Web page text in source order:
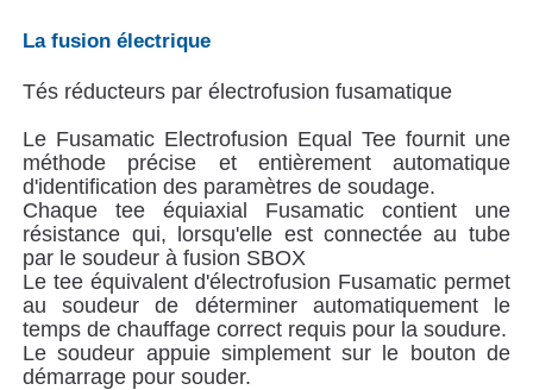
Appareils de fusion électrique
Appareils de serrage
Armatures de transition
Machines de soudage par électrofusion
La fusion électrique
Tés réducteurs par électrofusion fusamatique
Le Fusamatic Electrofusion Equal Tee fournit une
méthode précise et entièrement automatique
d'identification des paramètres de soudage.
Chaque tee équiaxial Fusamatic contient une
résistance qui, lorsqu'elle est connectée au tube
par le soudeur à fusion SBOX
Le tee équivalent d'électrofusion Fusamatic permet
au soudeur de déterminer automatiquement le
temps de chauffage correct requis pour la soudure.
Le soudeur appuie simplement sur le bouton de
démarrage pour souder.